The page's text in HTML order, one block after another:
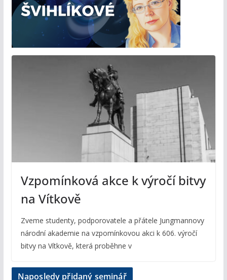
Vzpomínková akce k výročí bitvy
na Vítkově
Zveme studenty, podporovatele a přátele Jungmannovy
národní akademie na vzpomínkovou akci k 606. výročí
bitvy na Vítkově, která proběhne v
Naposledy přidaný seminář